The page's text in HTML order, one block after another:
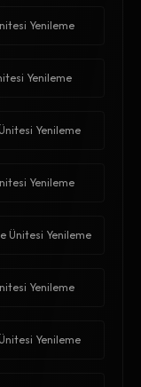
Yenileme
Yenileme
Yenileme
Yenileme
Ünitesi Yenileme
Yenileme
Yenileme